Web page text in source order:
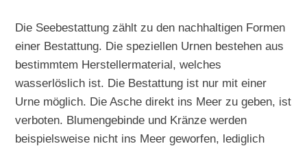
Die Seebestattung zählt zu den nachhaltigen Formen
einer Bestattung. Die speziellen Urnen bestehen aus
bestimmtem Herstellermaterial, welches
wasserlöslich ist. Die Bestattung ist nur mit einer
Urne möglich. Die Asche direkt ins Meer zu geben, ist
verboten. Blumengebinde und Kränze werden
beispielsweise nicht ins Meer geworfen, lediglich